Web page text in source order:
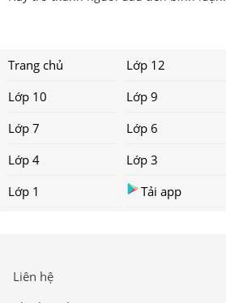
Trang chủ Lớp 12
Lớp 10
Lớp 9
Lớp 7
Lớp 6
Lớp 4
Lớp 3
Lớp 1
Tải app
Liên hệ